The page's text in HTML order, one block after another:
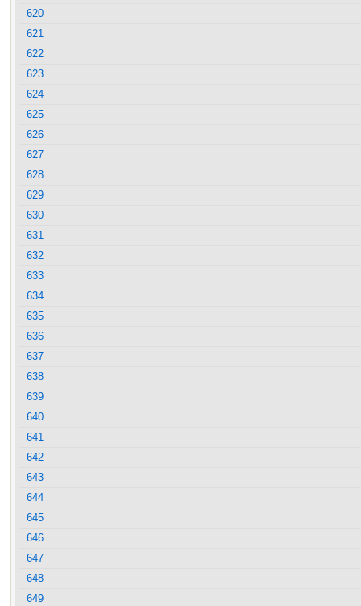
620
621
622
623
624
625
626
627
628
629
630
631
632
633
634
635
636
637
638
639
640
641
642
643
644
645
646
647
648
649